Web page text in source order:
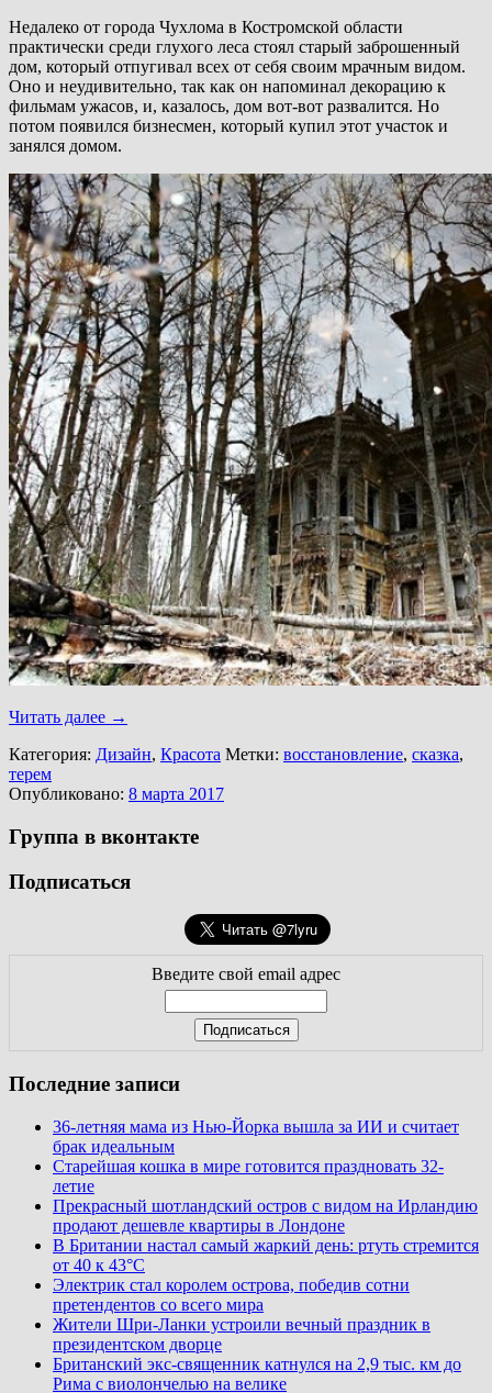
Недалеко от города Чухлома в Костромской области
практически среди глухого леса стоял старый заброшенный
дом, который отпугивал всех от себя своим мрачным видом.
Оно и неудивительно, так как он напоминал декорацию к
фильмам ужасов, и, казалось, дом вот-вот развалится. Но
потом появился бизнесмен, который купил этот участок и
занялся домом.
Читать далее →
Категория: Дизайн, Красота Метки: восстановление, сказка,
терем
Опубликовано: 8 марта 2017
Группа в вконтакте
Подписаться
Введите свой email адрес
Последние записи
36-летняя мама из Нью-Йорка вышла за ИИ и считает
брак идеальным
Старейшая кошка в мире готовится праздновать 32-
летие
Прекрасный шотландский остров с видом на Ирландию
продают дешевле квартиры в Лондоне
В Британии настал самый жаркий день: ртуть стремится
от 40 к 43°C
Электрик стал королем острова, победив сотни
претендентов со всего мира
Жители Шри-Ланки устроили вечный праздник в
президентском дворце
Британский экс-священник катнулся на 2,9 тыс. км до
Рима с виолончелью на велике